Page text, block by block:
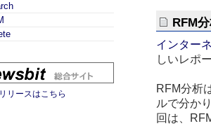
RFM
インター
しいレポ
RFM分析
ルで分か
回は、
リースはこちら